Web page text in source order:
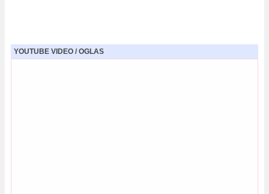
YOUTUBE VIDEO / OGLAS